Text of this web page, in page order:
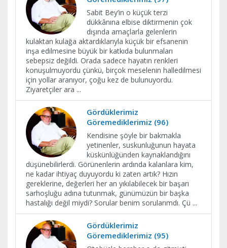
Sabit Bey’in o küçük terzi
dükkânına elbise diktirmenin çok
dışında amaçlarla gelenlerin
kulaktan kulağa aktardıklarıyla küçük bir efsanenin
inşa edilmesine büyük bir katkıda bulunmaları
sebepsiz değildi. Orada sadece hayatın renkleri
konuşulmuyordu çünkü, birçok meselenin halledilmesi
için yollar aranıyor, çoğu kez de bulunuyordu.
Ziyaretçiler ara ...
Gördüklerimiz
Göremediklerimiz (96)
Kendisine şöyle bir bakmakla
yetinenler, suskunluğunun hayata
küskünlüğünden kaynaklandığını
düşünebilirlerdi. Görünenlerin ardında kalanlara kim,
ne kadar ihtiyaç duyuyordu ki zaten artık? Hızın
gereklerine, değerleri her an yıkılabilecek bir başarı
sarhoşluğu adına tutunmak, günümüzün bir başka
hastalığı değil miydi? Sorular benim sorularımdı. Çü ...
Gördüklerimiz
Göremediklerimiz (95)